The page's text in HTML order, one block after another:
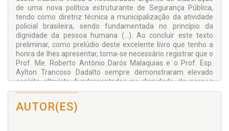
de uma nova política estruturante de Segurança Pública,
tendo como diretriz técnica a municipalização da atividade
policial brasileira, sendo fundamentada no princípio da
dignidade da pessoa humana (...). Ao concluir este texto
preliminar, como prelúdio deste excelente livro que tenho a
honra de lhes apresentar, torna-se necessário registrar que o
Prof. Me. Roberto Antônio Darós Malaquias e o Prof. Esp.
Aylton Trancoso Dadalto sempre demonstraram elevado
espírito altruísta fundamentados na dignidade da pessoa
humana e no compromisso de construção e fortalecimento
da democracia brasileira.
O espírito de equipe e a dedicação na coordenação e
AUTOR(ES)